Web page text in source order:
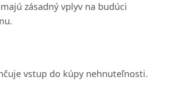
zásadný vplyv na budúci
vstup do kúpy nehnuteľnosti.